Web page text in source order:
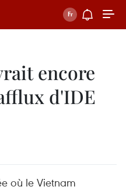
encore
d'IDE
où le Vietnam